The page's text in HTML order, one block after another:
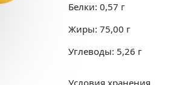
Белки: 0,57 г
Жиры: 75,00 г
Углеводы: 5,26 г
Условия хранения